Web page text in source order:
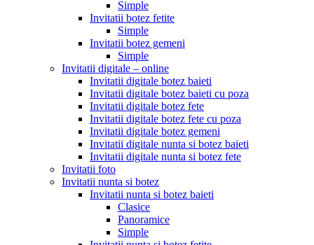
Simple
Invitatii botez fetite
Simple
Invitatii botez gemeni
Simple
Invitatii digitale – online
Invitatii digitale botez baieti
Invitatii digitale botez baieti cu poza
Invitatii digitale botez fete
Invitatii digitale botez fete cu poza
Invitatii digitale botez gemeni
Invitatii digitale nunta si botez baieti
Invitatii digitale nunta si botez fete
Invitatii foto
Invitatii nunta si botez
Invitatii nunta si botez baieti
Clasice
Panoramice
Simple